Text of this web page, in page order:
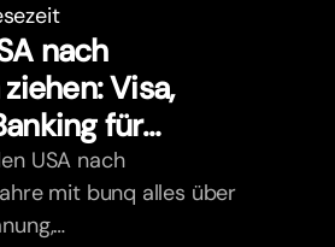
nach
Visa,
für
USA nach
mit bunq alles über